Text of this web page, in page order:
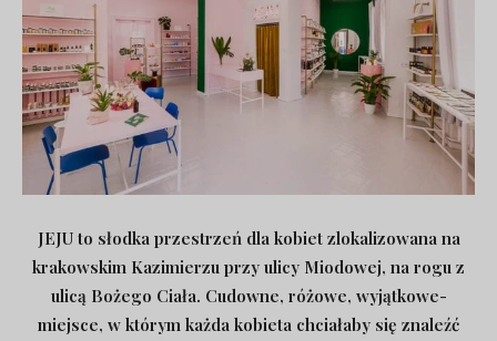
JEJU to słodka przestrzeń dla kobiet zlokalizowana na
krakowskim Kazimierzu przy ulicy Miodowej, na rogu z
ulicą Bożego Ciała. Cudowne, różowe, wyjątkowe-
miejsce, w którym każda kobieta chciałaby się znaleźć